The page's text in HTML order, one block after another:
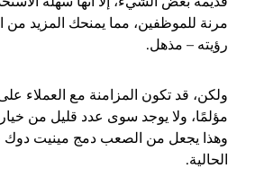
مرنة للموظفين، مما يمنحك المزيد من
رؤيته – مذهل.
ولكن، قد تكون المزامنة مع العملاء
مؤلمًا، ولا يوجد سوى عدد قليل من
وهذا يجعل من الصعب دمج مينيت دوك
الحالية.